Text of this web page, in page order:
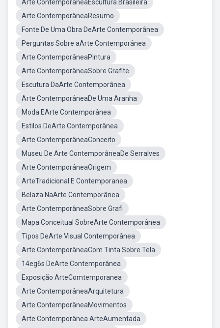
Arte ContemporâneaEscultura Brasileira
Arte ContemporâneaResumo
Fonte De Uma Obra DeArte Contemporânea
Perguntas Sobre aArte Contemporânea
Arte ContemporâneaPintura
Arte ContemporâneaSobre Grafite
Escutura DaArte Contemporânea
Arte ContemporâneaDe Uma Aranha
Moda EArte Contemporânea
Estilos DeArte Contemporânea
Arte ContemporâneaConceito
Museu De Arte ContemporâneaDe Serralves
Arte ContemporâneaOrigem
ArteTradicional E Contemporanea
Belaza NaArte Contemporânea
Arte ContemporâneaSobre Grafi
Mapa Conceitual SobreArte Contemporânea
Tipos DeArte Visual Contemporânea
Arte ContemporâneaCom Tinta Sobre Tela
14eg6s DeArte Contemporânea
Exposição ArteComtemporanea
Arte ContemporâneaArquitetura
Arte ContemporâneaMovimentos
Arte Contemporânea ArteAumentada